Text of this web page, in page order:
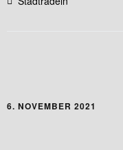
6. NOVEMBER 2021